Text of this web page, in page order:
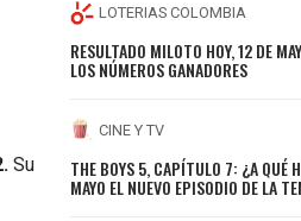
Su
LOTERIAS COLOMBIA
RESULTADO MILOTO HOY, 12 DE
LOS NÚMEROS GANADORES
CINE Y TV
THE BOYS 5, CAPÍTULO 7: ¿A QUÉ
MAYO EL NUEVO EPISODIO DE LA